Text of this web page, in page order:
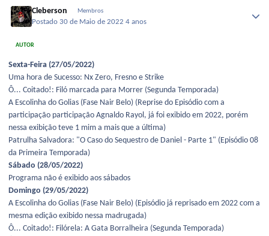
Cleberson Membros
Postado 30 de Maio de 20224 anos
AUTOR
Sexta-Feira (27/05/2022)
Uma hora de Sucesso: Nx Zero, Fresno e Strike
Ô... Coitado!: Filó marcada para Morrer (Segunda Temporada)
A Escolinha do Golias (Fase Nair Belo) (Reprise do Episódio com a
participação participação Agnaldo Rayol, já foi exibido em 2022, porém
nessa exibição teve 1 mim a mais que a última)
Patrulha Salvadora: "O Caso do Sequestro de Daniel - Parte 1" (Episódio 08
da Primeira Temporada)
Sábado (28/05/2022)
Programa não é exibido aos sábados
Domingo (29/05/2022)
A Escolinha do Golias (Fase Nair Belo) (Episódio já reprisado em 2022 com a
mesma edição exibido nessa madrugada)
Ô... Coitado!: Filórela: A Gata Borralheira (Segunda Temporada)